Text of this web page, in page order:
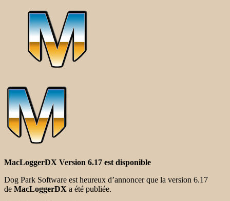
MacLoggerDX Version 6.17 est disponible
Dog Park Software est heureux d’annoncer que la version 6.17
de MacLoggerDX a été publiée.